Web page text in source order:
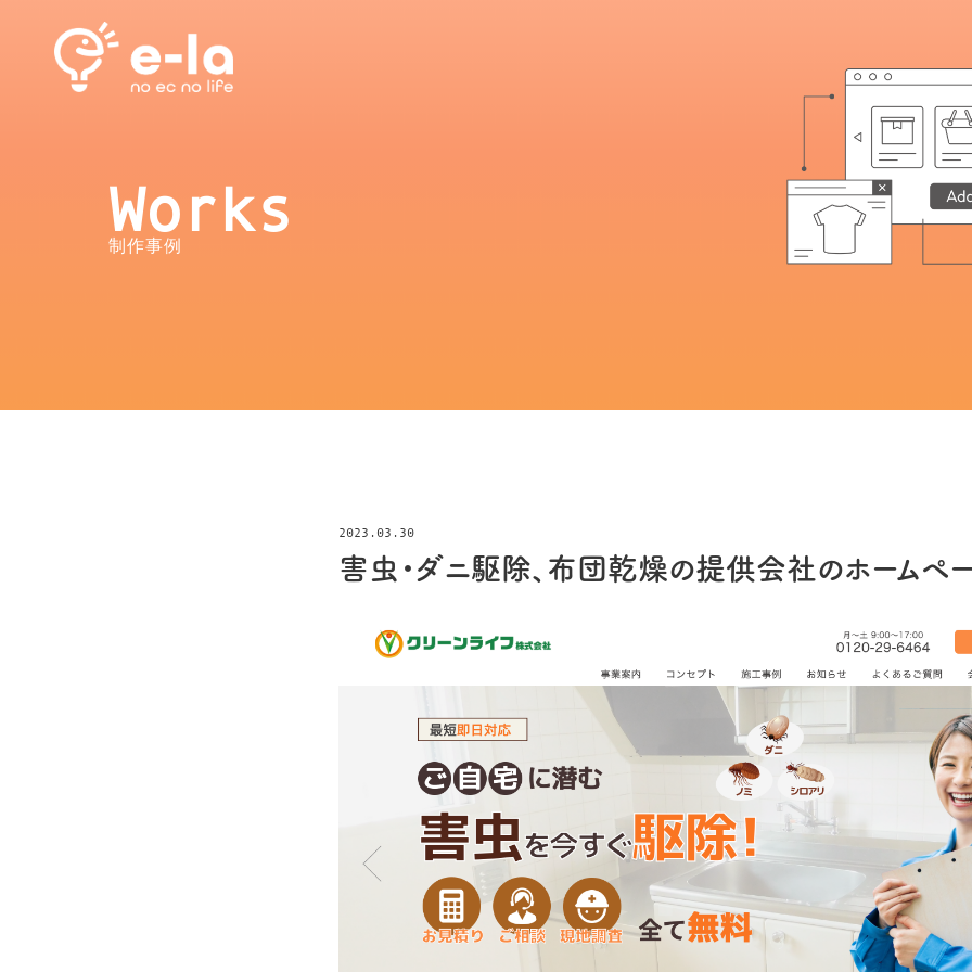
Works
制作事例
2023.03.30
害虫・ダニ駆除、布団乾燥の提供会社のホームペ